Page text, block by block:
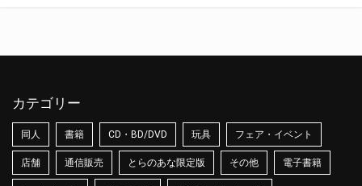
カテゴリー
同人 書籍 CD・BD/DVD 玩具 フェア・イベント
店舗 通信販売 とらのあな限定版 その他 電子書籍